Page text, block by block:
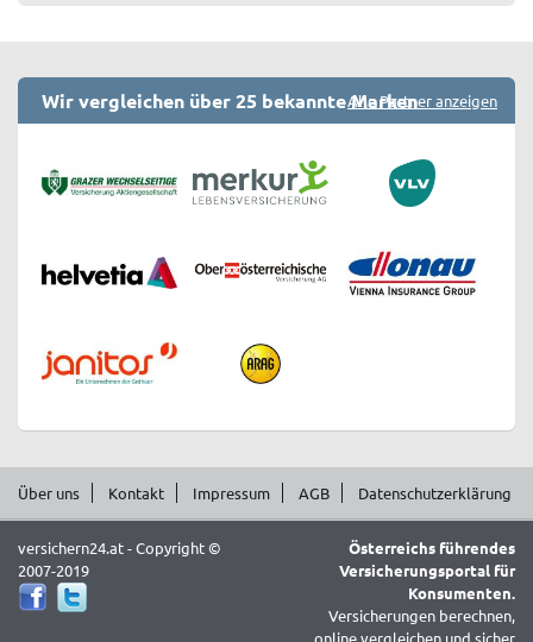
Wir vergleichen über 25 bekannte MarkenAlle Partner anzeigen
Über uns Kontakt Impressum AGB Datenschutzerklärung
versichern24.at - Copyright ©
2007-2019
Österreichs führendes
Versicherungsportal für
Konsumenten.
Versicherungen berechnen,
online vergleichen und sicher